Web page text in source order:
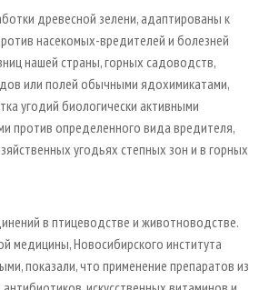
древесной зелени, адаптированы к
насекомых-вредителей и болезней
нашей страны, горных садоводств,
или полей обычными ядохимикатами,
угодий биологически активными
против определенного вида вредителя,
угодьях степных зон и в горных
в птицеводстве и животноводстве.
медицины, Новосибирского института
показали, что применение препаратов из